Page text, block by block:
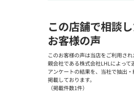
この店舗で相談
お客様の声
このお客様の声は当店をご利用さ
親会社である株式会社LHLによって
アンケートの結果を、当社で抽出
掲載しております。
（掲載件数1件）